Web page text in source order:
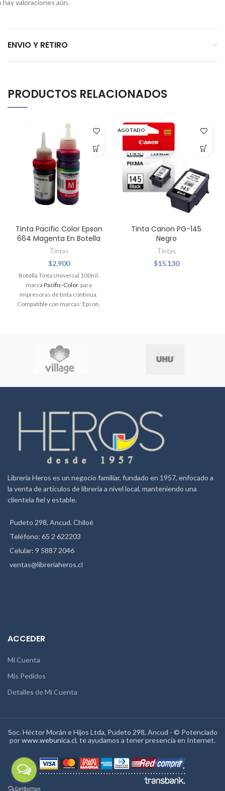
hay valoraciones aún.
ENVIO Y RETIRO
PRODUCTOS RELACIONADOS
Tinta Pacific Color Epson
664 Magenta En Botella
Tintas
$2.900
Botella Tinta Universal 100ml,
marca Pacific-Color, para
impresoras de tinta continua.
Compatible con marcas: Epson,
AGOTADO
Tinta Canon PG-145
Negro
Tintas
$15.130
Librería Heros es un negocio familiar, fundado en 1957, enfocado a
la venta de artículos de librería a nivel local, manteniendo una
clientela fiel y estable.
Pudeto 298, Ancud. Chiloé
Teléfono: 65 2 622203
Celular: 9 5887 2046
ventas@libreriaheros.cl
ACCEDER
Mi Cuenta
Mis Pedidos
Detalles de Mi Cuenta
Soc. Héctor Morán e Hijos Ltda, Pudeto 298, Ancud - © Potenciado
porwww.webunica.cl, te ayudamos a tener presencia en Internet.